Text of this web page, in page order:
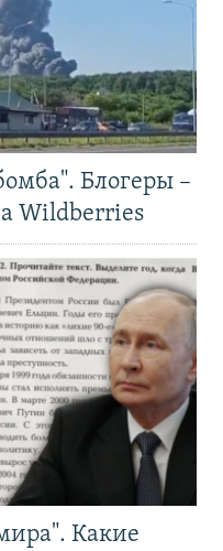
Блогеры –
Wildberries
Какие